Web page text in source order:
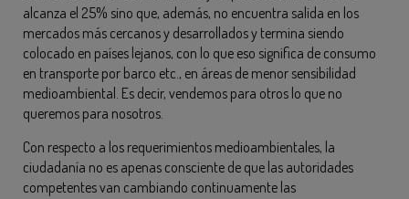
alcanza el 25% sino que, además, no encuentra salida en los
mercados más cercanos y desarrollados y termina siendo
colocado en países lejanos, con lo que eso significa de consumo
en transporte por barco etc., en áreas de menor sensibilidad
medioambiental. Es decir, vendemos para otros lo que no
queremos para nosotros.
Con respecto a los requerimientos medioambientales, la
ciudadanía no es apenas consciente de que las autoridades
competentes van cambiando continuamente las